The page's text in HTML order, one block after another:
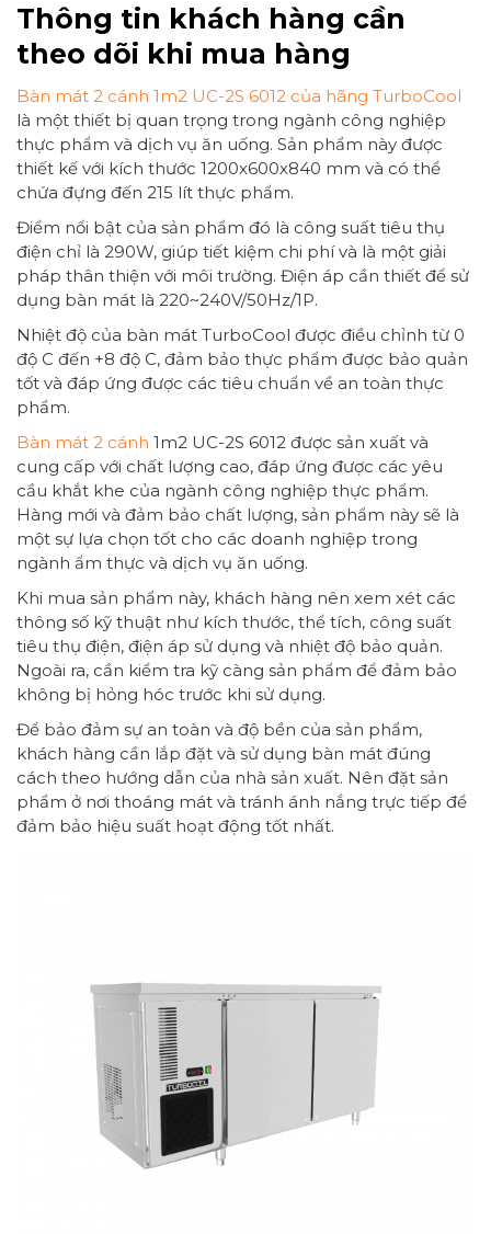
Thông tin khách hàng cần
theo dõi khi mua hàng
Bàn mát 2 cánh 1m2 UC-2S 6012 của hãng TurboCool
là một thiết bị quan trọng trong ngành công nghiệp
thực phẩm và dịch vụ ăn uống. Sản phẩm này được
thiết kế với kích thước 1200x600x840 mm và có thể
chứa đựng đến 215 lít thực phẩm.
Điểm nổi bật của sản phẩm đó là công suất tiêu thụ
điện chỉ là 290W, giúp tiết kiệm chi phí và là một giải
pháp thân thiện với môi trường. Điện áp cần thiết để sử
dụng bàn mát là 220~240V/50Hz/1P.
Nhiệt độ của bàn mát TurboCool được điều chỉnh từ 0
độ C đến +8 độ C, đảm bảo thực phẩm được bảo quản
tốt và đáp ứng được các tiêu chuẩn về an toàn thực
phẩm.
Bàn mát 2 cánh 1m2 UC-2S 6012 được sản xuất và
cung cấp với chất lượng cao, đáp ứng được các yêu
cầu khắt khe của ngành công nghiệp thực phẩm.
Hàng mới và đảm bảo chất lượng, sản phẩm này sẽ là
một sự lựa chọn tốt cho các doanh nghiệp trong
ngành ẩm thực và dịch vụ ăn uống.
Khi mua sản phẩm này, khách hàng nên xem xét các
thông số kỹ thuật như kích thước, thể tích, công suất
tiêu thụ điện, điện áp sử dụng và nhiệt độ bảo quản.
Ngoài ra, cần kiểm tra kỹ càng sản phẩm để đảm bảo
không bị hỏng hóc trước khi sử dụng.
Để bảo đảm sự an toàn và độ bền của sản phẩm,
khách hàng cần lắp đặt và sử dụng bàn mát đúng
cách theo hướng dẫn của nhà sản xuất. Nên đặt sản
phẩm ở nơi thoáng mát và tránh ánh nắng trực tiếp để
đảm bảo hiệu suất hoạt động tốt nhất.